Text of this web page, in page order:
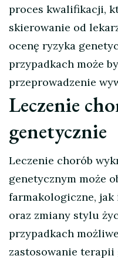
proces kwalifikacji,
skierowanie od
ocenę ryzyka
przypadkach może
przeprowadzenie
Leczenie
genetycznie
Leczenie chorób
genetycznym może
farmakologiczne,
oraz zmiany stylu
przypadkach
zastosowanie terapii